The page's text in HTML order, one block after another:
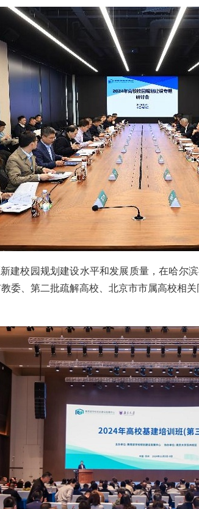
建校园规划建设水平和发展质量，在哈尔
委、第二批疏解高校、北京市市属高校相关